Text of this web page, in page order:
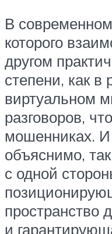
В
которого
другом
степени, как в
виртуальном
разговоров,
мошенниках. И
объяснимо,
с одной
пространство
и